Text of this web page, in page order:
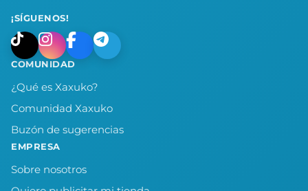
¡SÍGUENOS!
COMUNIDAD
¿Qué es Xaxuko?
Comunidad Xaxuko
Buzón de sugerencias
EMPRESA
Sobre nosotros